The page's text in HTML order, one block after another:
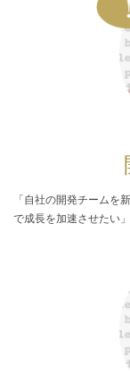
「自社の開発チームを
で成長を加速させたい